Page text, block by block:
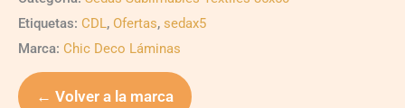
Etiquetas: CDL, Ofertas, sedax5
Marca: Chic Deco Láminas
← Volver a la marca